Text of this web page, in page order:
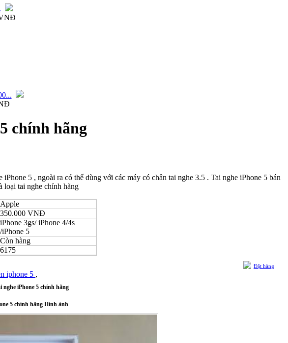
chính hãng
5 , ngoài ra có thể dùng với các máy có chân tai nghe 3.5 . Tai nghe iPhone 5 bán
loại tai nghe chính hãng
Apple
350.000 VNĐ
iPhone 3gs/ iPhone 4/4s
/iPhone 5
Còn hàng
6175
Đặt hàng
iphone 5 ,
nghe iPhone 5 chính hãng
5 chính hãng Hình ảnh